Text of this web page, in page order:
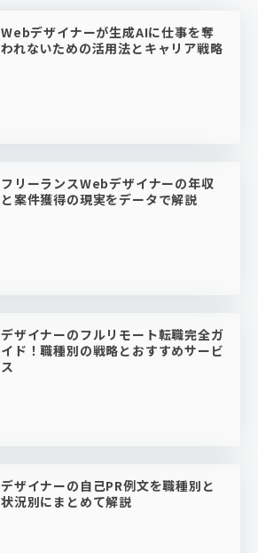
Webデザイナーが生成AIに仕事を奪
われないための活用法とキャリア戦略
フリーランスWebデザイナーの年収
と案件獲得の現実をデータで解説
デザイナーのフルリモート転職完全ガ
イド！職種別の戦略とおすすめサービ
ス
デザイナーの自己PR例文を職種別と
状況別にまとめて解説